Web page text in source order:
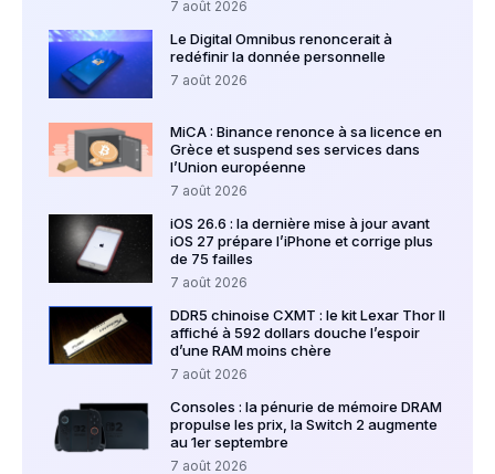
7 août 2026
Le Digital Omnibus renoncerait à
redéfinir la donnée personnelle
7 août 2026
MiCA : Binance renonce à sa licence en
Grèce et suspend ses services dans
l’Union européenne
7 août 2026
iOS 26.6 : la dernière mise à jour avant
iOS 27 prépare l’iPhone et corrige plus
de 75 failles
7 août 2026
DDR5 chinoise CXMT : le kit Lexar Thor II
affiché à 592 dollars douche l’espoir
d’une RAM moins chère
7 août 2026
Consoles : la pénurie de mémoire DRAM
propulse les prix, la Switch 2 augmente
au 1er septembre
7 août 2026